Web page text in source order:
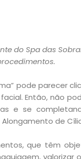
do Spa das
pode parecer
Então, não
e se
de
que têm
valorizar